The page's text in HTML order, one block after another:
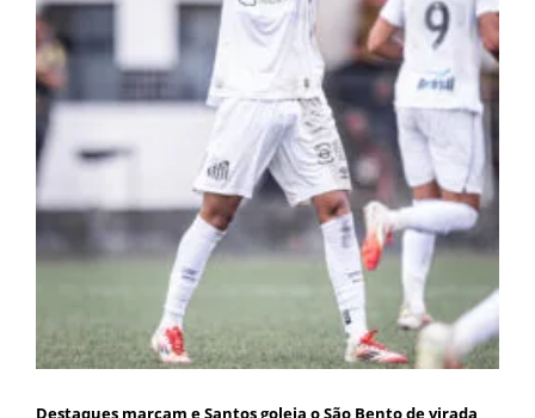
Destaques marcam e Santos goleia o São Bento de virada